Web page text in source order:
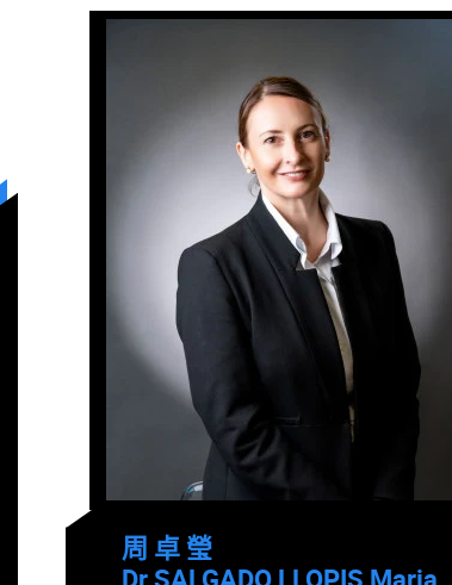
周 卓 瑩